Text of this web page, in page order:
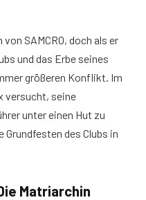
SAMCRO, doch als er
und das Erbe seines
größeren Konflikt. Im
versucht, seine
unter einen Hut zu
des Clubs in
Matriarchin